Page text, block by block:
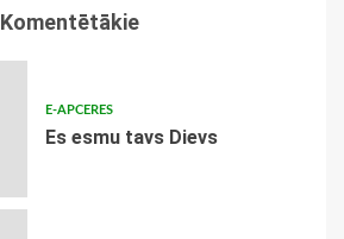
Komentētākie
E-APCERES
Es esmu tavs Dievs